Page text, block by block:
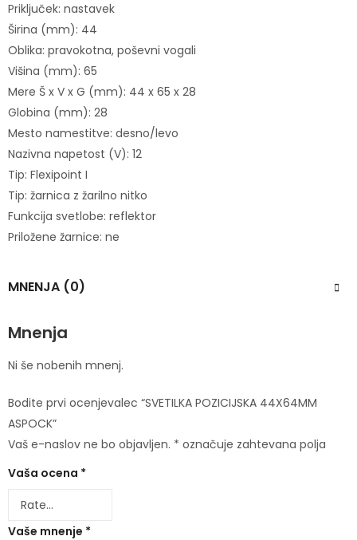
Priključek: nastavek
Širina (mm): 44
Oblika: pravokotna, poševni vogali
Višina (mm): 65
Mere Š x V x G (mm): 44 x 65 x 28
Globina (mm): 28
Mesto namestitve: desno/levo
Nazivna napetost (V): 12
Tip: Flexipoint I
Tip: žarnica z žarilno nitko
Funkcija svetlobe: reflektor
Priložene žarnice: ne
MNENJA (0)
Mnenja
Ni še nobenih mnenj.
Bodite prvi ocenjevalec “SVETILKA POZICIJSKA 44X64MM
ASPOCK”
Vaš e-naslov ne bo objavljen. * označuje zahtevana polja
Vaša ocena *
Vaše mnenje *